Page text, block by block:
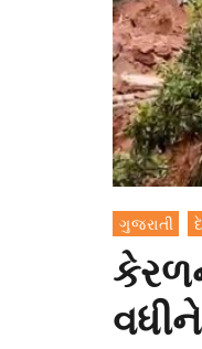
ગુજરાતી